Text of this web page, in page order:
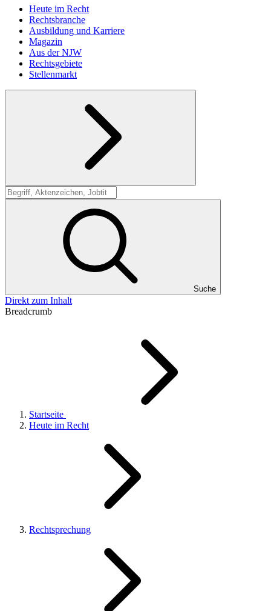
Heute im Recht
Rechtsbranche
Ausbildung und Karriere
Magazin
Aus der NJW
Rechtsgebiete
Stellenmarkt
Suche
Suche
Direkt zum Inhalt
Breadcrumb
Startseite
Heute im Recht
Rechtsprechung